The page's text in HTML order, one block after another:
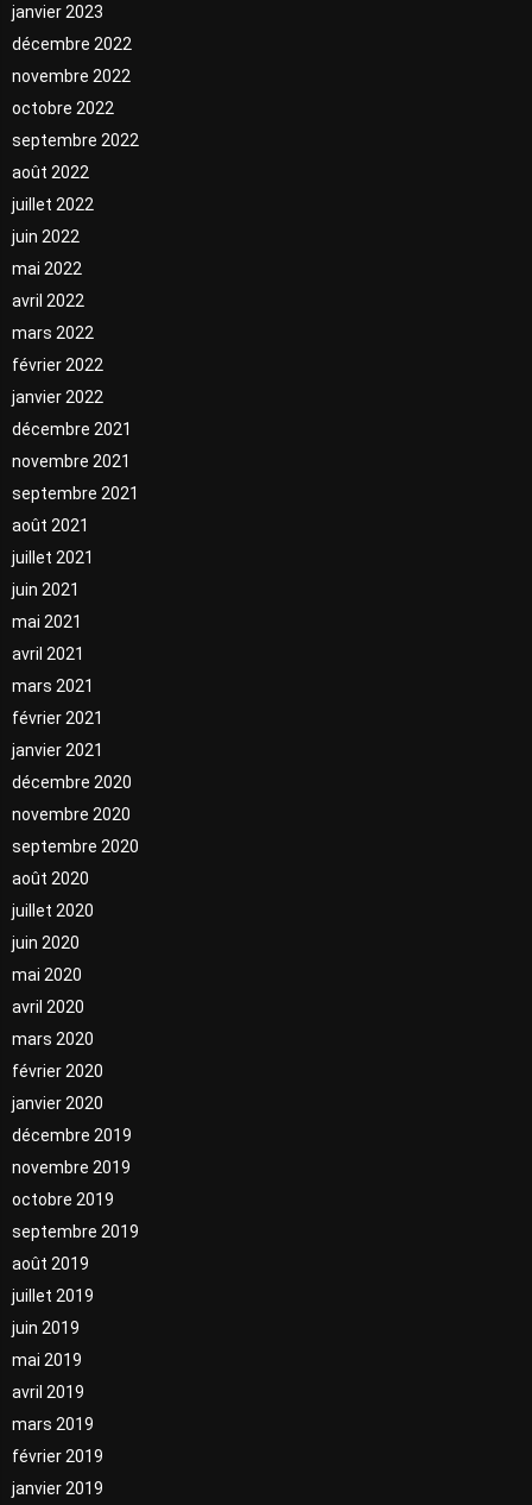
janvier 2023
décembre 2022
novembre 2022
octobre 2022
septembre 2022
août 2022
juillet 2022
juin 2022
mai 2022
avril 2022
mars 2022
février 2022
janvier 2022
décembre 2021
novembre 2021
septembre 2021
août 2021
juillet 2021
juin 2021
mai 2021
avril 2021
mars 2021
février 2021
janvier 2021
décembre 2020
novembre 2020
septembre 2020
août 2020
juillet 2020
juin 2020
mai 2020
avril 2020
mars 2020
février 2020
janvier 2020
décembre 2019
novembre 2019
octobre 2019
septembre 2019
août 2019
juillet 2019
juin 2019
mai 2019
avril 2019
mars 2019
février 2019
janvier 2019